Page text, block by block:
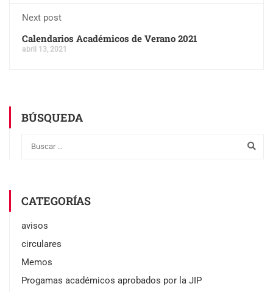
Next post
Calendarios Académicos de Verano 2021
abril 13, 2021
BÚSQUEDA
CATEGORÍAS
avisos
circulares
Memos
Progamas académicos aprobados por la JIP